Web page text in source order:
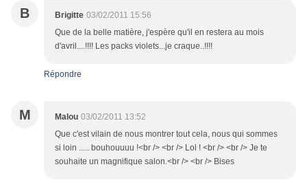
B Brigitte 03/02/2011 15:56
Que de la belle matière, j'espère qu'il en restera au mois
d'avril....!!!! Les packs violets...je craque..!!!!
Répondre
M Malou 03/02/2011 13:52
Que c'est vilain de nous montrer tout cela, nous qui sommes
si loin ..... bouhouuuu !<br /> <br /> Lol ! <br /> <br /> Je te
souhaite un magnifique salon.<br /> <br /> Bises